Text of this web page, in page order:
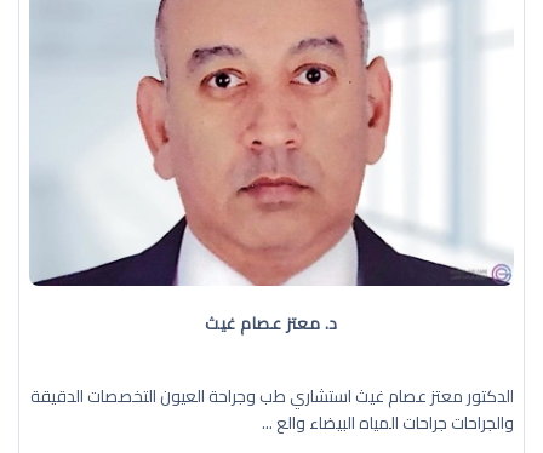
د. معتز عصام غيث
الدكتور معتز عصام غيث استشاري طب وجراحة العيون التخصصات الدقيقة
والجراحات جراحات المياه البيضاء والع ...